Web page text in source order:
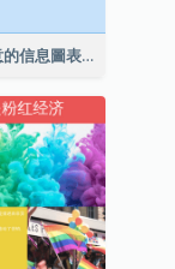
如何有創意的信息圖表